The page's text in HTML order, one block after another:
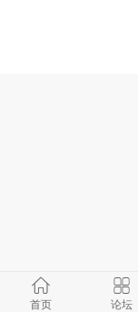
首页 论坛